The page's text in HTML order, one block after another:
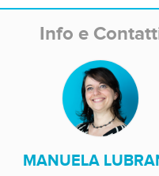
Info e
MANUELA